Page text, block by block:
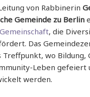
von Rabbinerin
Gemeinde zu Berlin
, die
Das
Treffpunkt, wo Bildung,
Leben gefeiert
werden.